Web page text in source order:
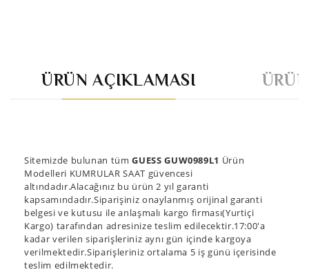
ÜRÜN AÇIKLAMASI
Sitemizde bulunan tümGUESS GUW0989L1 Ürün
Modelleri KUMRULAR SAAT güvencesi
altındadır.Alacağınız bu ürün 2 yıl garanti
kapsamındadır.Siparişiniz onaylanmış orijinal garanti
belgesi ve kutusu ile anlaşmalı kargo firması(Yurtiçi
Kargo) tarafından adresinize teslim edilecektir.17:00'a
kadar verilen siparişleriniz aynı gün içinde kargoya
verilmektedir.Siparişleriniz ortalama 5 iş günü içerisinde
teslim edilmektedir.